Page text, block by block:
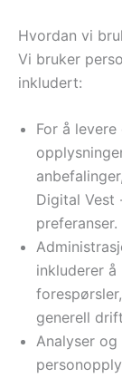
Hvordan vi
Vi bruker
inkludert:
For å
Digital Vest
preferanser.
inkluderer å
generell
Analyser